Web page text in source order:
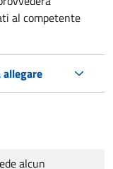
al competente
alcun